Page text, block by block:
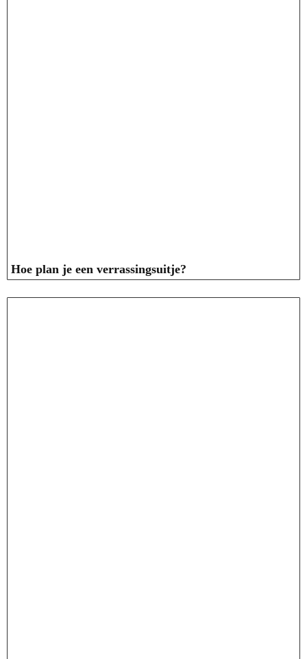
Hoe plan je een verrassingsuitje?